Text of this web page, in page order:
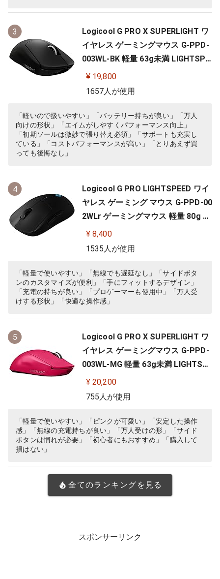
3
Logicool G PRO X SUPERLIGHT ワ
イヤレス ゲーミングマウス G-PPD-
003WL-BK 軽量 63g未満 LIGHTSPE
ED HERO 25Kセンサー POWERPLA
Y 無線 充電 対応 ゲーミング マウス
¥ 19,800
1657人が使用
「軽いので扱いやすい」「バッテリー持ちが良い」「万人
向けの形状」「エイムがしやすくパフォーマンス向上」
「初期ソールは微妙で張り替え必須」「サポートも充実し
ている」「コストパフォーマンスが高い」「とりあえず買
っても後悔なし」
4
Logicool G PRO LIGHTSPEED ワイ
ヤレス ゲーミング マウス G-PPD-00
2WLr ゲーミングマウス 軽量 80g H
ERO 25Kセンサー 充電 POWERPLA
Y 対応 ゲーム 充電 無線 左右対称 FP
正規品
¥ 8,400
1535人が使用
「軽量で使いやすい」「無線でも遅延なし」「サイドボタ
ンのカスタマイズが便利」「手にフィットするデザイン」
「充電の持ちが良い」「プロゲーマーも使用中」「万人受
けする形状」「快適な操作感」
5
Logicool G PRO X SUPERLIGHT ワ
イヤレス ゲーミングマウス G-PPD-
003WL-MG 軽量 63g未満 LIGHTSP
EED HERO 25Kセンサー POWERPLA
Y 無線 充電 対応 ゲーミング マウス
正規品
¥ 20,200
755人が使用
「軽量で使いやすい」「ピンクが可愛い」「安定した操作
感」「無線の充電持ちが良い」「万人受けの形」「サイド
ボタンは慣れが必要」「初心者にもおすすめ」「購入して
損はない」
全てのランキングを見る
スポンサーリンク